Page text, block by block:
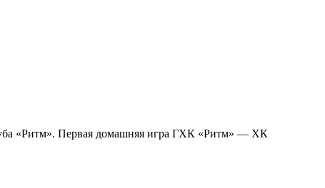
«Ритм». Первая домашняя игра ГХК «Ритм» — ХК